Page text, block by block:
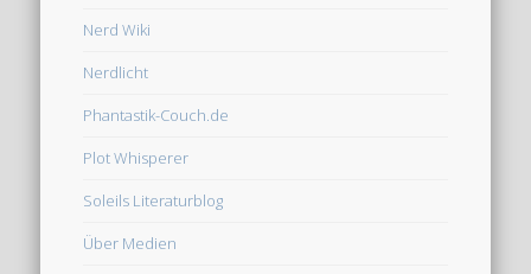
Nerd Wiki
Nerdlicht
Phantastik-Couch.de
Plot Whisperer
Soleils Literaturblog
Über Medien